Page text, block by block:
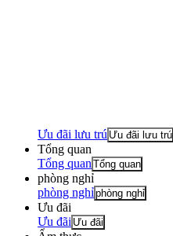
Ưu đãi lưu trú Ưu đãi lưu trú
Tổng quan
Tổng quan Tổng quan
phòng nghỉ
phòng nghỉphòng nghỉ
Ưu đãi
Ưu đãi Ưu đãi